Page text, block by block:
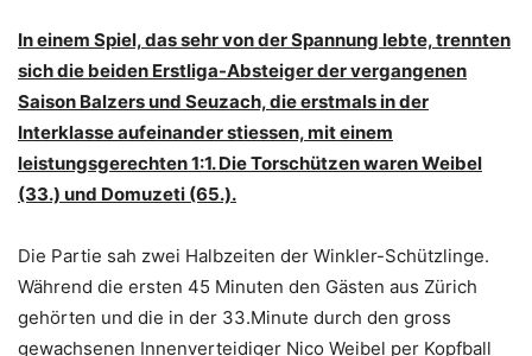
In einem Spiel, das sehr von der Spannung lebte, trennten
sich die beiden Erstliga-Absteiger der vergangenen
Saison Balzers und Seuzach, die erstmals in der
Interklasse aufeinander stiessen, mit einem
leistungsgerechten 1:1. Die Torschützen waren Weibel
(33.) und Domuzeti (65.).
Die Partie sah zwei Halbzeiten der Winkler-Schützlinge.
Während die ersten 45 Minuten den Gästen aus Zürich
gehörten und die in der 33.Minute durch den gross
gewachsenen Innenverteidiger Nico Weibel per Kopfball